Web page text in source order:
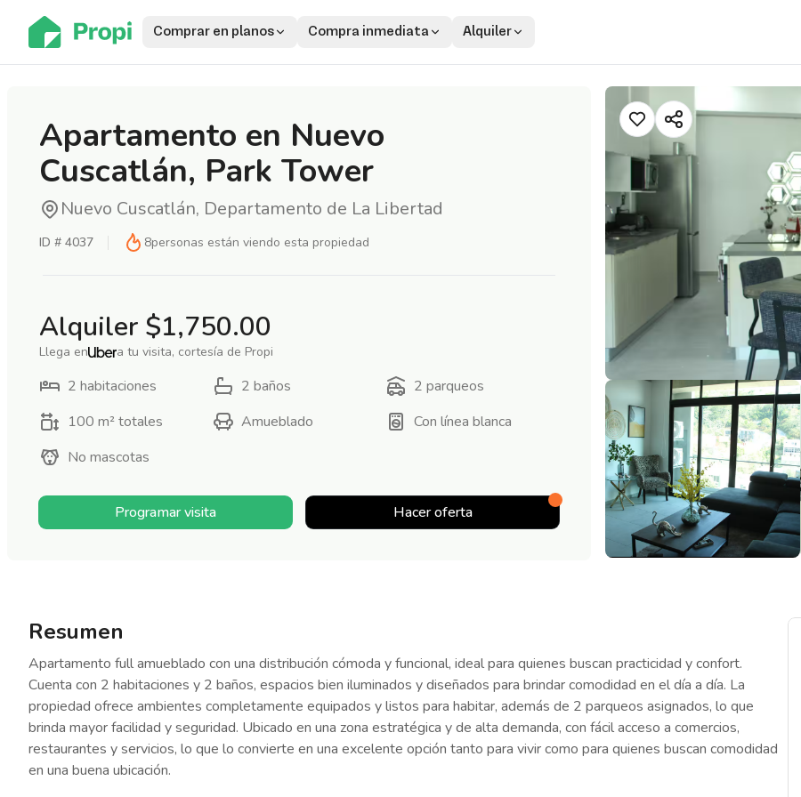
Comprar en planos Compra inmediata Alquiler
Apartamento en Nuevo
Cuscatlán, Park Tower
Nuevo Cuscatlán, Departamento de La Libertad
ID # 4037 8personas están viendo esta propiedad
Alquiler $1,750.00
Llega en a tu visita, cortesía de Propi
2 habitaciones 2 baños 2 parqueos
100 m²totales Amueblado
Con línea blanca
No mascotas
Programar visita Hacer oferta
Resumen
Apartamento full amueblado con una distribución cómoda y funcional, ideal para quienes buscan practicidad y confort.
Cuenta con 2 habitaciones y 2 baños, espacios bien iluminados y diseñados para brindar comodidad en el día a día. La
propiedad ofrece ambientes completamente equipados y listos para habitar, además de 2 parqueos asignados, lo que
brinda mayor facilidad y seguridad. Ubicado en una zona estratégica y de alta demanda, con fácil acceso a comercios,
restaurantes y servicios, lo que lo convierte en una excelente opción tanto para vivir como para quienes buscan comodidad
en una buena ubicación.